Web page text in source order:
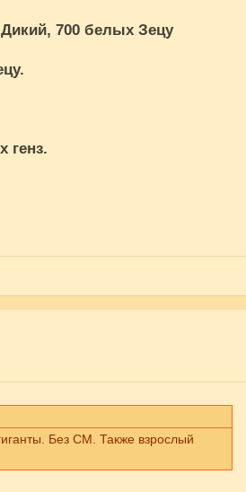
700 белых Зецу
генз.
Без СМ. Также взрослый